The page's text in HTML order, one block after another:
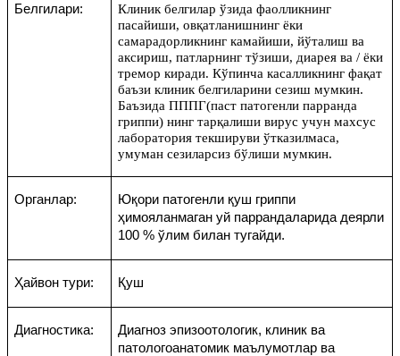
Белгилари:
Клиник белгилар ўзида фаолликнинг
пасайиши, овқатланишнинг ёки
самарадорликнинг камайиши, йўталиш ва
аксириш, патларнинг тўзиши, диарея ва / ёки
тремор киради. Кўпинча касалликнинг фақат
баъзи клиник белгиларини сезиш мумкин.
Баъзида ПППГ(паст патогенли парранда
гриппи) нинг тарқалиши вирус учун махсус
лаборатория текшируви ўтказилмаса,
умуман сезиларсиз бўлиши мумкин.
Органлар:
Юқори патогенли қуш гриппи
ҳимояланмаган уй паррандаларида деярли
100 % ўлим билан тугайди.
Ҳайвон тури: Қуш
Диагностика:
Диагноз эпизоотологик, клиник ва
патологоанатомик маълумотлар ва